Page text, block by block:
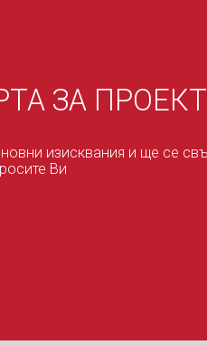
ЗА ПРОЕКТ
изисквания и ще се
Ви